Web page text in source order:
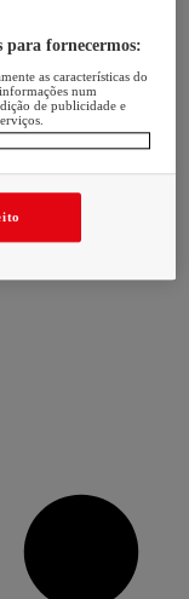
para fornecermos:
as características do
num
de publicidade e